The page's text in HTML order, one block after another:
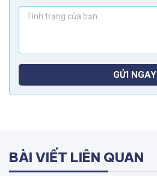
GỬI NGAY
BÀI VIẾT LIÊN QUAN